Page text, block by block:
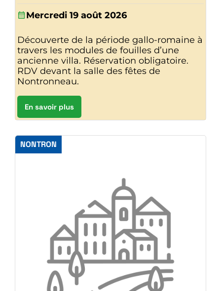
Mercredi 19 août 2026
Découverte de la période gallo-romaine à
travers les modules de fouilles d’une
ancienne villa. Réservation obligatoire.
RDV devant la salle des fêtes de
Nontronneau.
En savoir plus
NONTRON